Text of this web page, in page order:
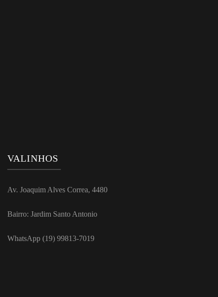
VALINHOS
Av. Joaquim Alves Correa, 4480
Bairro: Jardim Santo Antonio
WhatsApp (19) 99813-7019